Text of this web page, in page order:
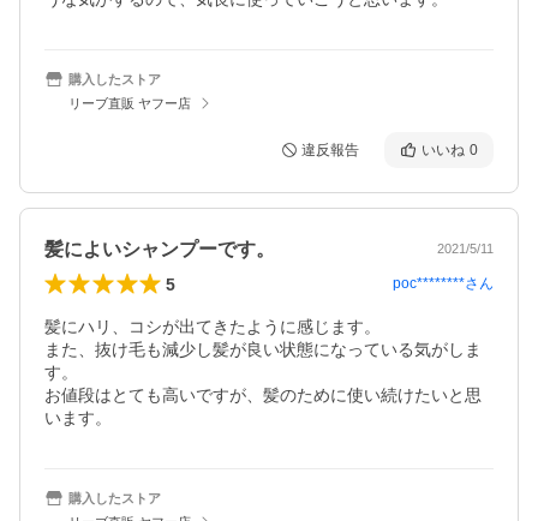
購入したストア
リーブ直販 ヤフー店
違反報告 いいね 0
髪によいシャンプーです。 2021/5/11
5 poc********さん
髪にハリ、コシが出てきたように感じます。
また、抜け毛も減少し髪が良い状態になっている気がしま
す。
お値段はとても高いですが、髪のために使い続けたいと思
います。
購入したストア